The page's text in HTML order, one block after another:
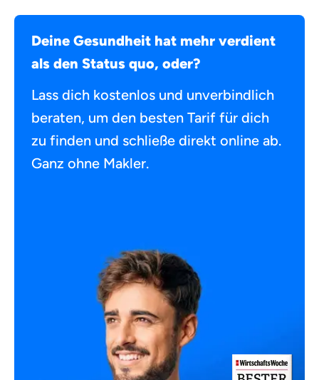
Deine Gesundheit hat mehr verdient
als den Status quo, oder?
Lass dich kostenlos und unverbindlich
beraten, um den besten Tarif für dich
zu finden und schließe direkt online ab.
Ganz ohne Makler.